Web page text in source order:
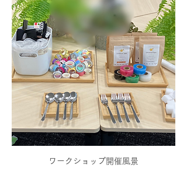
ワークショップ開催風景